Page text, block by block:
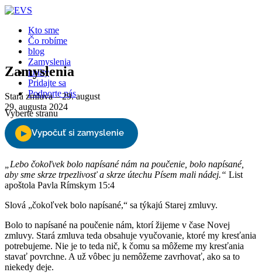
Kto sme
Čo robíme
blog
Zamyslenia
knihy
Pridajte sa
Podporte nás
Vyberte stranu
Zamyslenia
Stará zmluva – 29. august
29. augusta 2024
„Lebo čokoľvek bolo napísané nám na poučenie, bolo napísané,
aby sme skrze trpezlivosť a skrze útechu Písem mali nádej.“ List
apoštola Pavla Rímskym 15:4
Slová „čokoľvek bolo napísané,“ sa týkajú Starej zmluvy.
Bolo to napísané na poučenie nám, ktorí žijeme v čase Novej
zmluvy. Stará zmluva teda obsahuje vyučovanie, ktoré my kresťania
potrebujeme. Nie je to teda nič, k čomu sa môžeme my kresťania
stavať povrchne. A už vôbec ju nemôžeme zavrhovať, ako sa to
niekedy deje.